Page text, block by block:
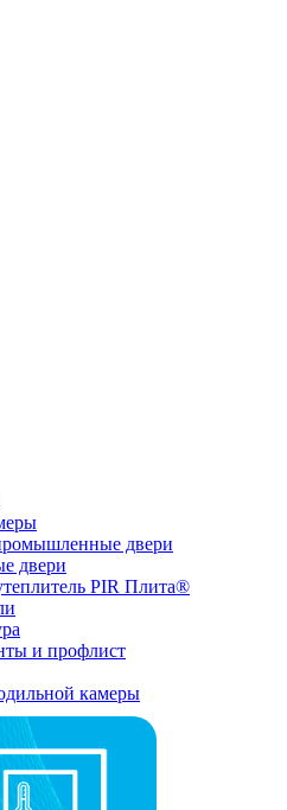
двери
двери
PIR Плита®
и профлист
камеры